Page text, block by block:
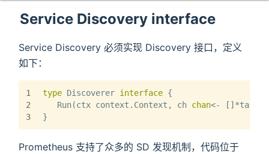
Service Discovery interface
Service Discovery 必须实现 Discovery 接口，定义
如下：
1
2
3
type Discoverer interface {
   Run(ctx context.Context, ch
chan<-
}
Prometheus 支持了众多的 SD 发现机制，代码位于